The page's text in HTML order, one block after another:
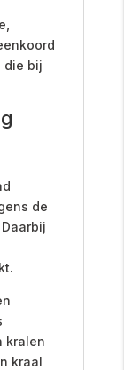
die bij
de
kralen
kraal